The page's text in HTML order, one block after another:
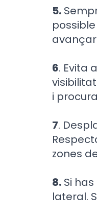
5.
6. Evita
i
7.
zones
8. Si
lateral.